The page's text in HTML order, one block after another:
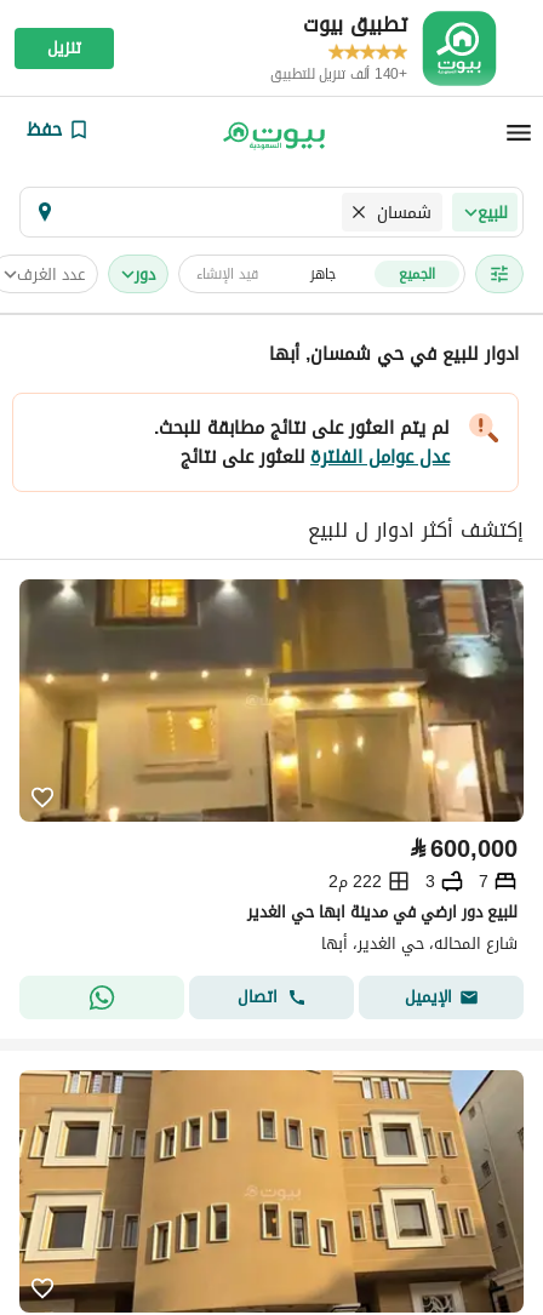
تطبيق بيوت
+140 ألف تنزيل للتطبيق
تنزيل
حفظ
للبيع شمسان
الجميع جاهز قيد الإنشاء دور عدد الغرف
ادوار للبيع في حي شمسان, أبها
لم يتم العثور على نتائج مطابقة للبحث.
عدل عوامل الفلترةللعثور على نتائج
إكتشف أكثر ادوار ل للبيع
⃁600,000
7
3
222 م2
للبيع دور ارضي في مدينة ابها حي الغدير
شارع المحاله، حي الغدير، أبها
الإيميل
اتصال